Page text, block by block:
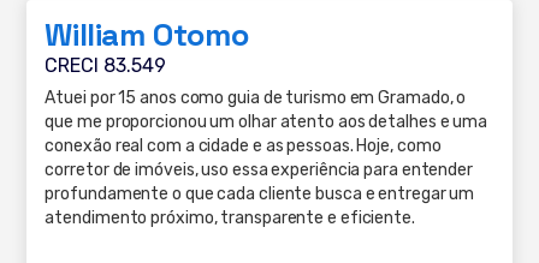
William Otomo
CRECI 83.549
Atuei por 15 anos como guia de turismo em Gramado, o
que me proporcionou um olhar atento aos detalhes e uma
conexão real com a cidade e as pessoas. Hoje, como
corretor de imóveis, uso essa experiência para entender
profundamente o que cada cliente busca e entregar um
atendimento próximo, transparente e eficiente.